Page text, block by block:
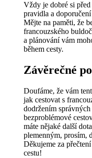
Vždy je dobré si
pravidla a
Mějte na paměti, že
francouzského
a plánování vám
během cesty.
Závěrečné
Doufáme, že vám
jak cestovat s
dodržením
bezproblémové
máte nějaké další
plemenným, prosím,
Děkujeme za
cestu!